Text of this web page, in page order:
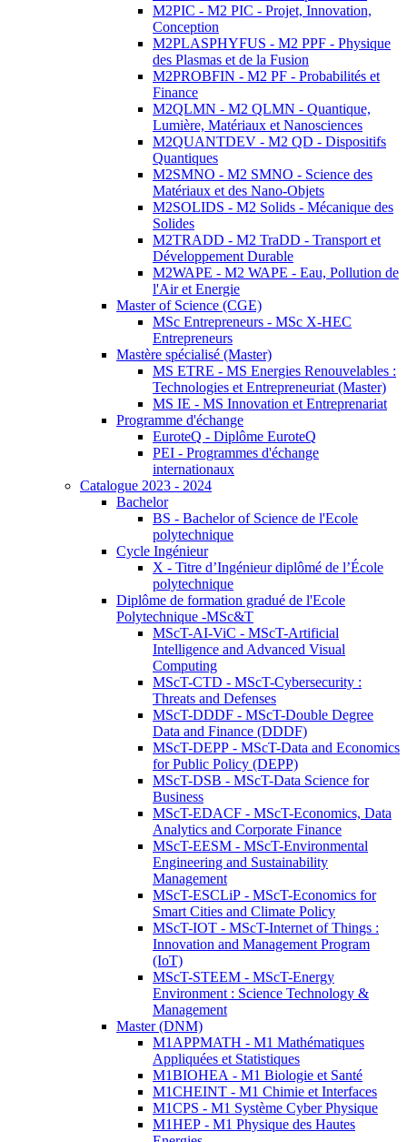
M2PIC - M2 PIC - Projet, Innovation,
Conception
M2PLASPHYFUS - M2 PPF - Physique
des Plasmas et de la Fusion
M2PROBFIN - M2 PF - Probabilités et
Finance
M2QLMN - M2 QLMN - Quantique,
Lumière, Matériaux et Nanosciences
M2QUANTDEV - M2 QD - Dispositifs
Quantiques
M2SMNO - M2 SMNO - Science des
Matériaux et des Nano-Objets
M2SOLIDS - M2 Solids - Mécanique des
Solides
M2TRADD - M2 TraDD - Transport et
Développement Durable
M2WAPE - M2 WAPE - Eau, Pollution de
l'Air et Energie
Master of Science (CGE)
MSc Entrepreneurs - MSc X-HEC
Entrepreneurs
Mastère spécialisé (Master)
MS ETRE - MS Energies Renouvelables :
Technologies et Entrepreneuriat (Master)
MS IE - MS Innovation et Entreprenariat
Programme d'échange
EuroteQ - Diplôme EuroteQ
PEI - Programmes d'échange
internationaux
Catalogue 2023 - 2024
Bachelor
BS - Bachelor of Science de l'Ecole
polytechnique
Cycle Ingénieur
X - Titre d’Ingénieur diplômé de l’École
polytechnique
Diplôme de formation gradué de l'Ecole
Polytechnique -MSc&T
MScT-AI-ViC - MScT-Artificial
Intelligence and Advanced Visual
Computing
MScT-CTD - MScT-Cybersecurity :
Threats and Defenses
MScT-DDDF - MScT-Double Degree
Data and Finance (DDDF)
MScT-DEPP - MScT-Data and Economics
for Public Policy (DEPP)
MScT-DSB - MScT-Data Science for
Business
MScT-EDACF - MScT-Economics, Data
Analytics and Corporate Finance
MScT-EESM - MScT-Environmental
Engineering and Sustainability
Management
MScT-ESCLiP - MScT-Economics for
Smart Cities and Climate Policy
MScT-IOT - MScT-Internet of Things :
Innovation and Management Program
(IoT)
MScT-STEEM - MScT-Energy
Environment : Science Technology &
Management
Master (DNM)
M1APPMATH - M1 Mathématiques
Appliquées et Statistiques
M1BIOHEA - M1 Biologie et Santé
M1CHEINT - M1 Chimie et Interfaces
M1CPS - M1 Système Cyber Physique
M1HEP - M1 Physique des Hautes